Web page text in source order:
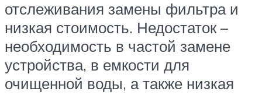
отслеживания замены фильтра и
низкая стоимость. Недостаток –
необходимость в частой замене
устройства, в емкости для
очищенной воды, а также низкая